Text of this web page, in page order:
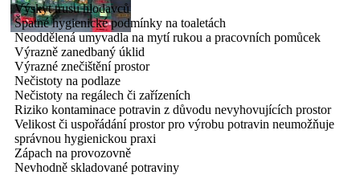
Výskyt trusu hlodavců
Špatné hygienické podmínky na toaletách
Neoddělená umyvadla na mytí rukou a pracovních pomůcek
Výrazně zanedbaný úklid
Výrazné znečištění prostor
Nečistoty na podlaze
Nečistoty na regálech či zařízeních
Riziko kontaminace potravin z důvodu nevyhovujících prostor
Velikost či uspořádání prostor pro výrobu potravin neumožňuje
správnou hygienickou praxi
Zápach na provozovně
Nevhodně skladované potraviny